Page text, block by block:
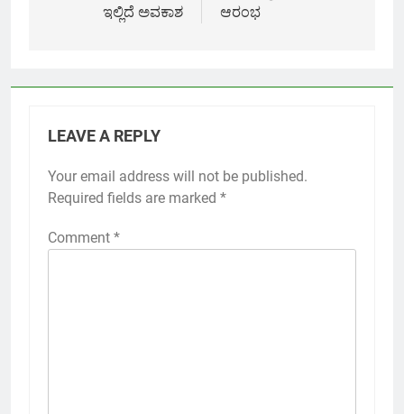
ಇಲ್ಲಿದೆ ಅವಕಾಶ
ಆರಂಭ
LEAVE A REPLY
Your email address will not be published.
Required fields are marked *
Comment *